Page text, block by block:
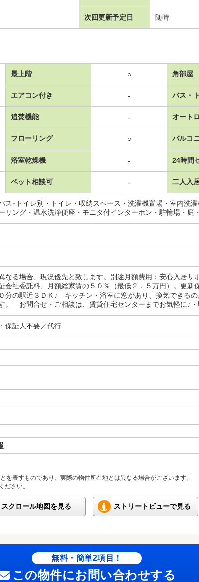
次回更新予定日 随時
最上階 ○ 角部屋
エアコン付き - バス・
追焚機能 - オート
フローリング ○ バルコ
浴室乾燥機 - 24時間
ペット相談可 - 二人入
ス･トイレ別・トイレ・収納スペース・洗濯機置場・室内洗
リング・温水洗浄便座・モニタ付インターホン・駐輪場・庭
なる場合、現況優先と致します。別途月額費用：安心入居サ
会社委託料、月額総家賃の５０％（最低２．５万円）。更新
分の駅近３ＤＫ♪ キッチン・浴室に窓があり、換気でき
。 お問合せ・ご相談は、賃貸住宅センターまでお気軽に♪
保証人不要／代行
表すものであり、実際の物件所在地とは異なる場合がございます。
さい。
スクロール地図を見る ストリートビューで見る
無料・簡単2項目！
この物件にお問い合わせする